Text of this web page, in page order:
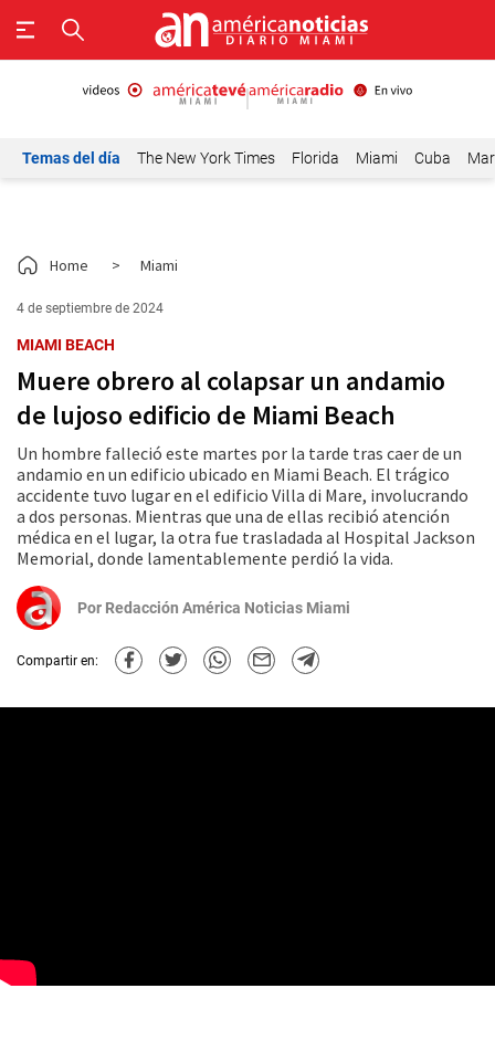
Temas del día The New York Times Florida Miami Cuba
Home > Miami
4 de septiembre de 2024
MIAMI BEACH
Muere obrero al colapsar un andamio
de lujoso edificio de Miami Beach
Un hombre falleció este martes por la tarde tras caer de un
andamio en un edificio ubicado en Miami Beach. El trágico
accidente tuvo lugar en el edificio Villa di Mare, involucrando
a dos personas. Mientras que una de ellas recibió atención
médica en el lugar, la otra fue trasladada al Hospital Jackson
Memorial, donde lamentablemente perdió la vida.
Por Redacción América Noticias Miami
Compartir en: